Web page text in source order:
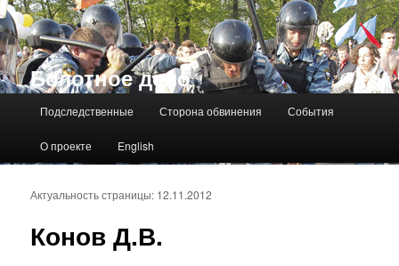
Болотное дело
Подследственные Сторона обвинения События
О проекте English
Конов Д.В.
Актуальность страницы: 12.11.2012